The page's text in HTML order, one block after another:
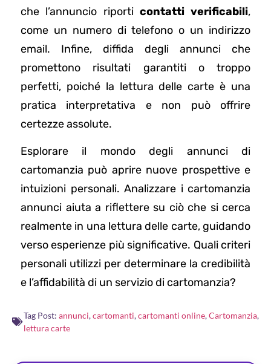
che l’annuncio riporti contatti verificabili,
come un numero di telefono o un indirizzo
email. Infine, diffida degli annunci che
promettono risultati garantiti o troppo
perfetti, poiché la lettura delle carte è una
pratica interpretativa e non può offrire
certezze assolute.
Esplorare il mondo degli annunci di
cartomanzia può aprire nuove prospettive e
intuizioni personali. Analizzare i cartomanzia
annunci aiuta a riflettere su ciò che si cerca
realmente in una lettura delle carte, guidando
verso esperienze più significative. Quali criteri
personali utilizzi per determinare la credibilità
e l’affidabilità di un servizio di cartomanzia?
Tag Post: annunci,cartomanti,cartomanti online,Cartomanzia,
lettura carte